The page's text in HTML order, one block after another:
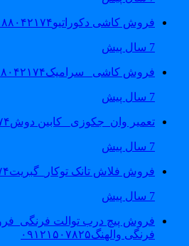
فروش کاشی دکوراتیو۸۸۰۴۲۱۷۴_فروش کاشی بین کابینتی
فروش کاشی _سرامیک۸۸۰۴۲۱۷۴
تعمیر وان_جکوزی_ کابین دوش۸۸۰۴۲۱۷۴
فروش فلاش تانک توکار_گبریت۸۸۰۴۲۱۷۴
فروش پیچ درب توالت
فرنگی والهنگ۰۹۱۲۱۵۰۷۸۲۵